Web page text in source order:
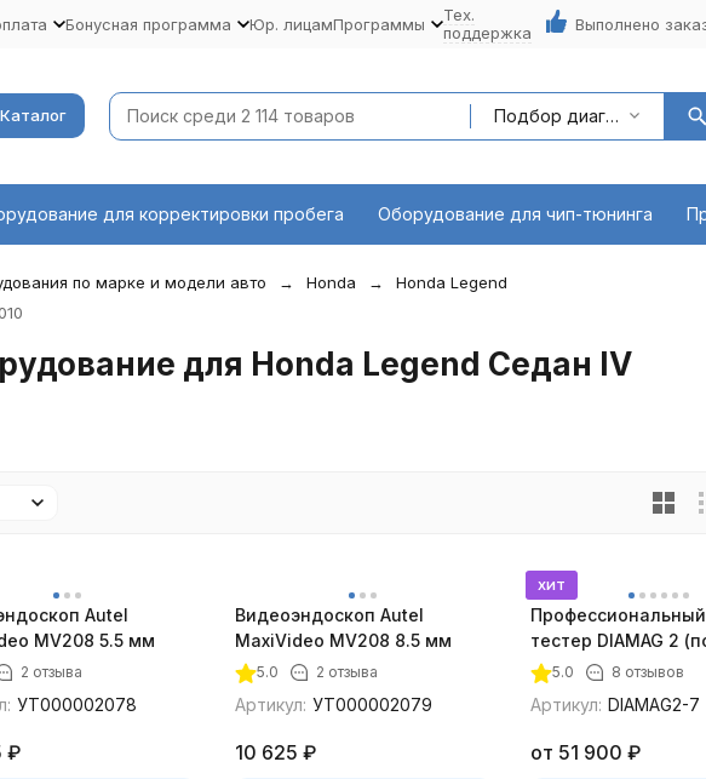
Бонусная программа Юр. лицамПрограммы
Тех.
поддержка
Выполнено
Каталог Подбор диагностического оборудования по марке и модели авто
для корректировки пробега Оборудование для чип-тюнинга
по марке и модели авто Honda
Honda Legend
для Honda Legend Седан IV
Autel
MV208 5.5 мм
2 отзыва
УТ000002078
₽
Видеоэндоскоп Autel
MaxiVideo MV208 8.5 мм
5.0 2 отзыва
Артикул: УТ000002079
10 625 ₽
хит
тестер DIAMAG 2
максимальный
5.0 8 отзывов
Артикул: DIAMAG2-7
от 51 900 ₽